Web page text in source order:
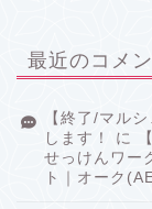
最近のコメ
【終了/マル
します！
に
せっけんワー
ト｜オーク